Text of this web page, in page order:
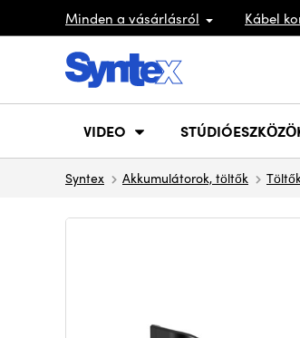
Minden a vásárlásról Kábel
VIDEO
Syntex Akkumulátorok, töltők